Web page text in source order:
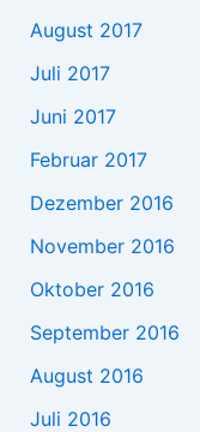
August 2017
Juli 2017
Juni 2017
Februar 2017
Dezember 2016
November 2016
Oktober 2016
September 2016
August 2016
Juli 2016